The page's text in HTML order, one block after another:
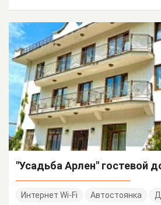
"Усадьба Арлен" гостевой
Интернет Wi-Fi Автостоянка